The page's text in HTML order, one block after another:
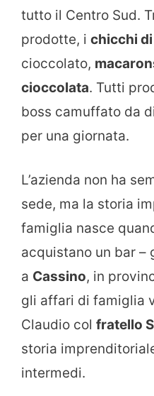
tutto il Centro Sud.
prodotte, i chicchi
cioccolato,
cioccolata. Tutti
boss camuffato da
per una giornata.
L’azienda non ha
sede, ma la storia
famiglia nasce
acquistano un bar –
a Cassino, in
gli affari di famiglia
Claudio col fratello
storia
intermedi.